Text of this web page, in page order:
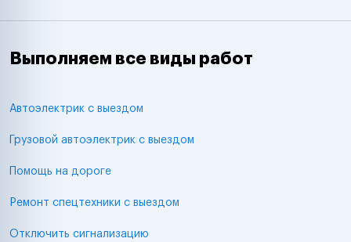
Выполняем все виды работ
Автоэлектрик с выездом
Грузовой автоэлектрик с выездом
Помощь на дороге
Ремонт спецтехники с выездом
Отключить сигнализацию